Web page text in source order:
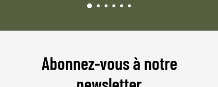
Abonnez-vous à notre